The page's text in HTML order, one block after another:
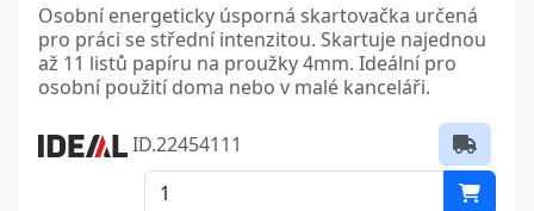
Osobní energeticky úsporná skartovačka určená
pro práci se střední intenzitou. Skartuje najednou
až 11 listů papíru na proužky 4mm. Ideální pro
osobní použití doma nebo v malé kanceláři.
ID.22454111